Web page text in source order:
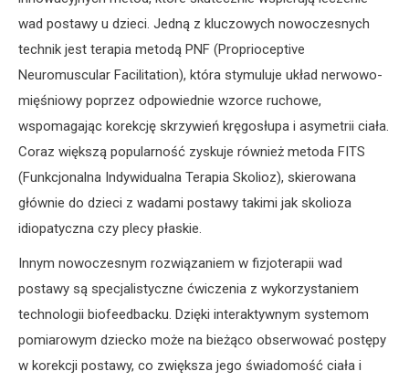
wad postawy u dzieci. Jedną z kluczowych nowoczesnych
technik jest terapia metodą PNF (Proprioceptive
Neuromuscular Facilitation), która stymuluje układ nerwowo-
mięśniowy poprzez odpowiednie wzorce ruchowe,
wspomagając korekcję skrzywień kręgosłupa i asymetrii ciała.
Coraz większą popularność zyskuje również metoda FITS
(Funkcjonalna Indywidualna Terapia Skolioz), skierowana
głównie do dzieci z wadami postawy takimi jak skolioza
idiopatyczna czy plecy płaskie.
Innym nowoczesnym rozwiązaniem w fizjoterapii wad
postawy są specjalistyczne ćwiczenia z wykorzystaniem
technologii biofeedbacku. Dzięki interaktywnym systemom
pomiarowym dziecko może na bieżąco obserwować postępy
w korekcji postawy, co zwiększa jego świadomość ciała i